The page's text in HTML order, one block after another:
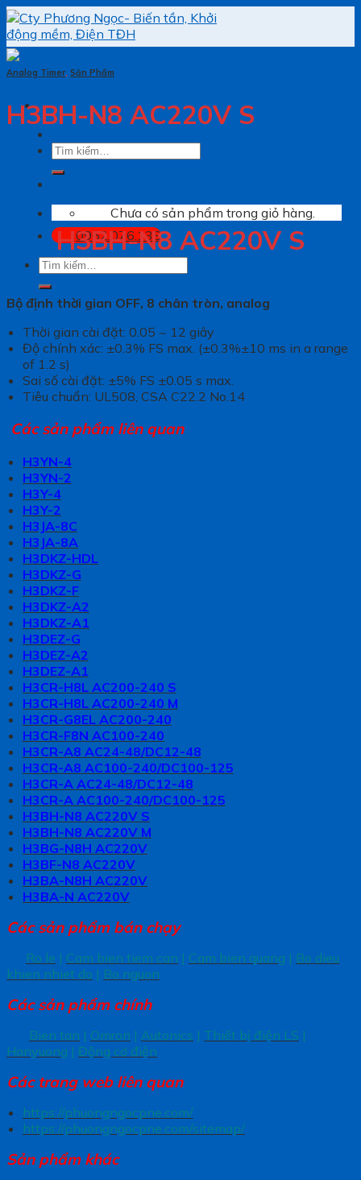
Skip
to
content
Tìm
Chưa có sản phẩm trong giỏ hàng.
0962.076.138
Tìm
Analog Timer, Sản Phẩm
H3BH-N8 AC220V S
H3BH-N8 AC220V S
Bộ định thời gian OFF, 8 chân tròn, analog
Thời gian cài đặt: 0.05 ~ 12 giây
Độ chính xác: ±0.3% FS max. (±0.3%±10 ms in a range
of 1.2 s)
Sai số cài đặt: ±5% FS ±0.05 s max.
Tiêu chuẩn: UL508, CSA C22.2 No.14
Các sản phẩm liên quan
H3YN-4
H3YN-2
H3Y-4
H3Y-2
H3JA-8C
H3JA-8A
H3DKZ-HDL
H3DKZ-G
H3DKZ-F
H3DKZ-A2
H3DKZ-A1
H3DEZ-G
H3DEZ-A2
H3DEZ-A1
H3CR-H8L AC200-240 S
H3CR-H8L AC200-240 M
H3CR-G8EL AC200-240
H3CR-F8N AC100-240
H3CR-A8 AC24-48/DC12-48
H3CR-A8 AC100-240/DC100-125
H3CR-A AC24-48/DC12-48
H3CR-A AC100-240/DC100-125
H3BH-N8 AC220V S
H3BH-N8 AC220V M
H3BG-N8H AC220V
H3BF-N8 AC220V
H3BA-N8H AC220V
H3BA-N AC220V
Các sản phẩm bán chạy
Ro le | Cam bien tiem can | Cam bien quang | Bo dieu
khien nhiet do | Bo nguon
Các sản phẩm chính
Bien tan | Omron | Autonics | Thiết bị điện LS |
Hanyuong | Động cơ điện
Các trang web liên quan
https://phuongngocpne.com/
https://phuongngocpne.com/sitemap/
Sản phẩm khác